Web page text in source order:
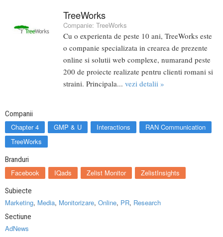
TreeWorks
Companie: TreeWorks
Cu o experienta de peste 10 ani, TreeWorks este
o companie specializata in crearea de prezente
online si solutii web complexe, numarand peste
200 de proiecte realizate pentru clienti romani si
straini. Principala... vezi detalii »
Companii
Chapter 4 GMP & U Interactions
RAN Communication
TreeWorks
Branduri
Facebook IQads Zelist Monitor ZelistInsights
Subiecte
Marketing, Media, Monitorizare, Online, PR, Research
Sectiune
AdNews